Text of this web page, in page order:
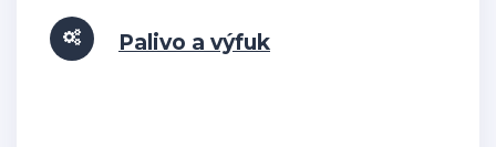
Palivo a výfuk